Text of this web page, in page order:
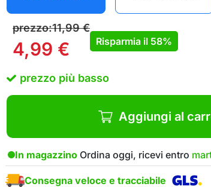
prezzo:11,99€
4,99 € Risparmia il 58%
prezzo più basso
Aggiungi al
In magazzino Ordina oggi, ricevi entro
Consegna veloce e tracciabile